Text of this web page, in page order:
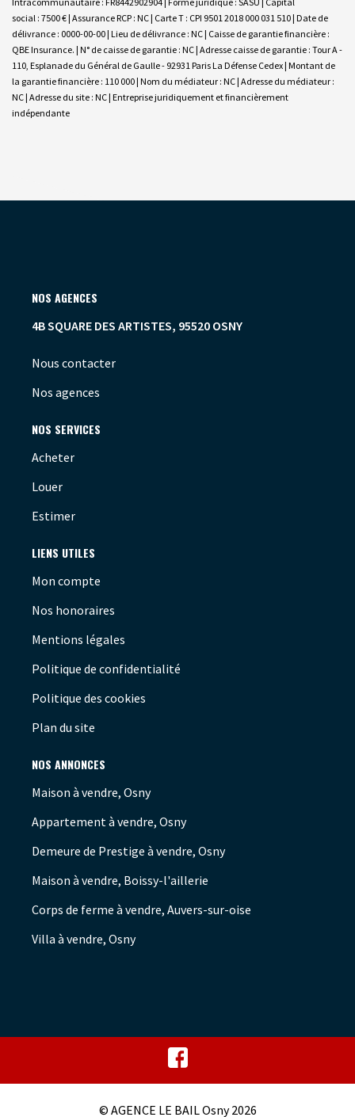
social : 7500 € | Assurance RCP : NC | Carte T : CPI 9501 2018 000 031 510 | Date de
délivrance : 0000-00-00 | Lieu de délivrance : NC | Caisse de garantie financière :
QBE Insurance. | N° de caisse de garantie : NC | Adresse caisse de garantie : Tour A -
110, Esplanade du Général de Gaulle - 92931 Paris La Défense Cedex | Montant de
la garantie financière : 110 000 | Nom du médiateur : NC | Adresse du médiateur :
NC | Adresse du site : NC | Entreprise juridiquement et financièrement
indépendante
NOS AGENCES
4B SQUARE DES ARTISTES, 95520 OSNY
Nous contacter
Nos agences
NOS SERVICES
Acheter
Louer
Estimer
LIENS UTILES
Mon compte
Nos honoraires
Mentions légales
Politique de confidentialité
Politique des cookies
Plan du site
NOS ANNONCES
Maison à vendre, Osny
Appartement à vendre, Osny
Demeure de Prestige à vendre, Osny
Maison à vendre, Boissy-l'aillerie
Corps de ferme à vendre, Auvers-sur-oise
Villa à vendre, Osny
© AGENCE LE BAIL Osny 2026